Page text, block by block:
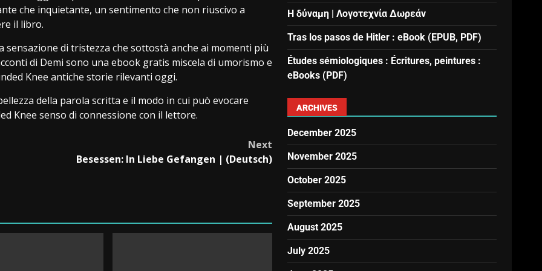
che inquietante, un sentimento che non riuscivo a
il libro.
sensazione di tristezza che sottostà anche ai momenti più
di Demi sono una ebook gratis miscela di umorismo e
Knee antiche storie rilevanti oggi.
della parola scritta e il modo in cui può evocare
Knee senso di connessione con il lettore.
Next
Besessen: In Liebe Gefangen | (Deutsch)
Η δύναμη | Λογοτεχνία Δωρεάν
Tras los pasos de Hitler : eBook (EPUB, PDF)
Études sémiologiques : Écritures, peintures :
eBooks (PDF)
ARCHIVES
December 2025
November 2025
October 2025
September 2025
August 2025
July 2025